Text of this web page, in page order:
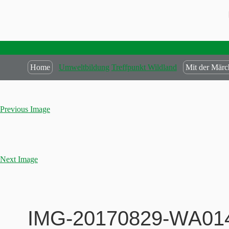
Home Umweltbildung Treffpunkt Wildland Mit der
Previous Image
Next Image
IMG-20170829-